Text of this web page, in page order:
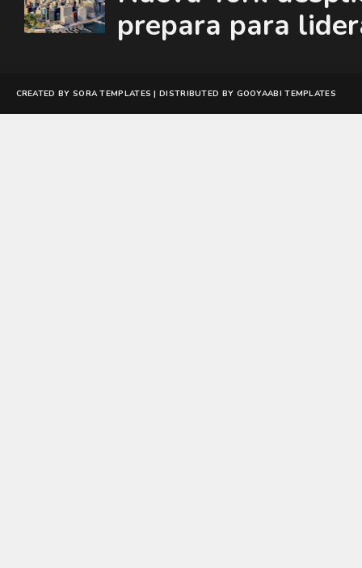
prepara para
CREATED BY SORA TEMPLATES | DISTRIBUTED BY GOOYAABI TEMPLATES